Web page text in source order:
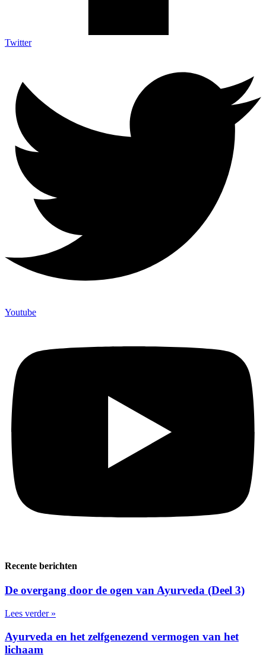
Twitter
Youtube
Recente berichten
De overgang door de ogen van Ayurveda (Deel 3)
Lees verder »
Ayurveda en het zelfgenezend vermogen van het
lichaam